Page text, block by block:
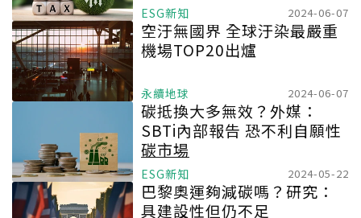
ESG新知 2024-06-07
空汙無國界 全球汙染最嚴重
機場TOP20出爐
永續地球 2024-06-07
碳抵換大多無效？外媒：
SBTi內部報告 恐不利自願性
碳市場
ESG新知 2024-05-22
巴黎奧運夠減碳嗎？研究：
具建設性但仍不足